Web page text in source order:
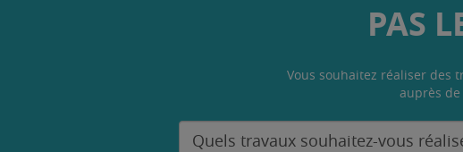
PAS
Vous souhaitez réaliser des
auprès